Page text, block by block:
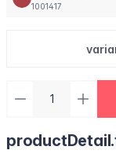
1001417